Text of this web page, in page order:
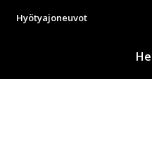
Hyötyajoneuvot